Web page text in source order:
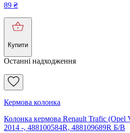
89 ₴
Купити
Останні надходження
Кермова колонка
Колонка кермова Renault Trafic (Opel
2014 -, 488100584R, 488109689R Б/В